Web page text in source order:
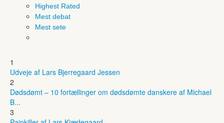
Highest Rated
Mest debat
Mest sete
1
Udveje af Lars Bjerregaard Jessen
2
Dødsdømt – 10 fortællinger om dødsdømte danskere af Michael
B...
3